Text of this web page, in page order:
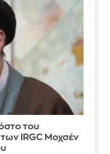
του
IRGC Μοχσέν